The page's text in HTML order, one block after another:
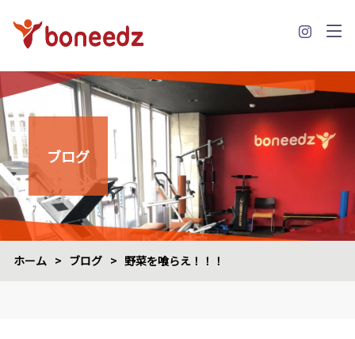
ブログ
ホーム > ブログ > 野菜を喰らえ！！！